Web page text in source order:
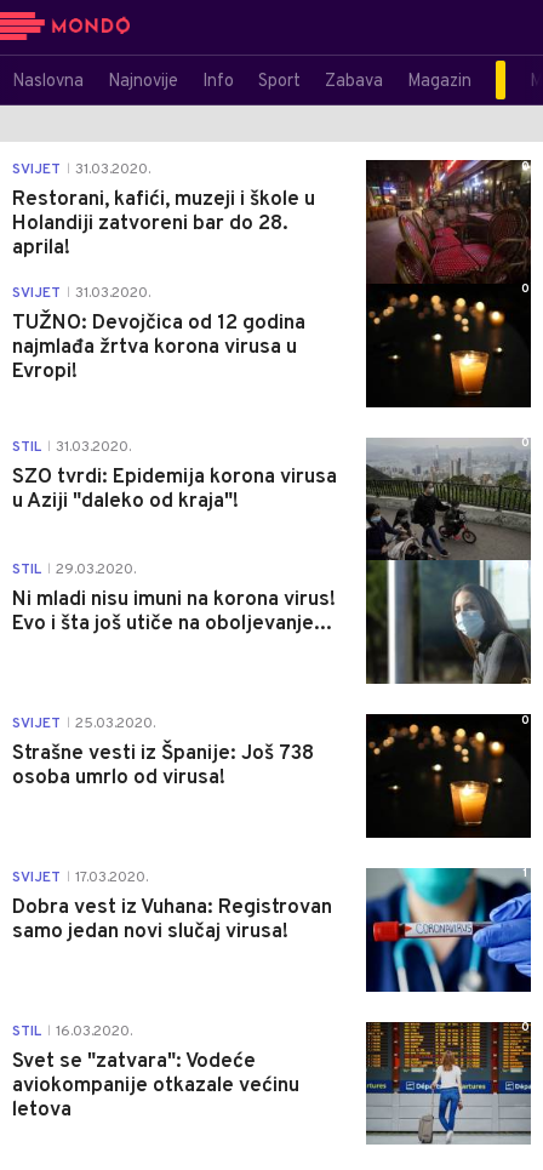
Naslovna Najnovije Info Sport Zabava Magazin
SVIJET 31.03.2020.
Restorani, kafići, muzeji i škole u
Holandiji zatvoreni bar do 28.
aprila!
0
SVIJET 31.03.2020.
TUŽNO: Devojčica od 12 godina
najmlađa žrtva korona virusa u
Evropi!
0
STIL 31.03.2020.
SZO tvrdi: Epidemija korona virusa
u Aziji "daleko od kraja"!
0
STIL 29.03.2020.
Ni mladi nisu imuni na korona virus!
Evo i šta još utiče na oboljevanje...
0
SVIJET 25.03.2020.
Strašne vesti iz Španije: Još 738
osoba umrlo od virusa!
0
SVIJET 17.03.2020.
Dobra vest iz Vuhana: Registrovan
samo jedan novi slučaj virusa!
1
STIL 16.03.2020.
Svet se "zatvara": Vodeće
aviokompanije otkazale većinu
letova
0